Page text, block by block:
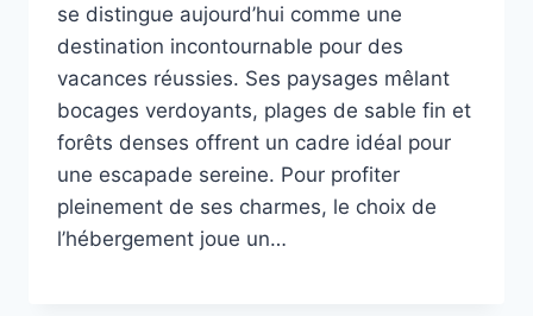
se distingue aujourd’hui comme une
destination incontournable pour des
vacances réussies. Ses paysages mêlant
bocages verdoyants, plages de sable fin et
forêts denses offrent un cadre idéal pour
une escapade sereine. Pour profiter
pleinement de ses charmes, le choix de
l’hébergement joue un…